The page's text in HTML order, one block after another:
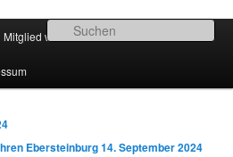
e.V.
Mitglied werden Termine
Ebersteinburg14. September 2024